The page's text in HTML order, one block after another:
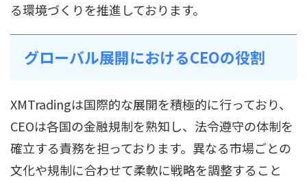
る環境づくりを推進しております。
グローバル展開におけるCEOの役割
XMTradingは国際的な展開を積極的に行っており、
CEOは各国の金融規制を熟知し、法令遵守の体制を
確立する責務を担っております。異なる市場ごとの
文化や規制に合わせて柔軟に戦略を調整すること